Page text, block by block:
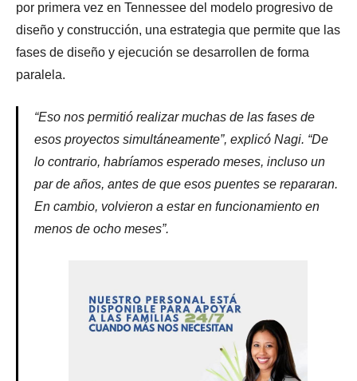
por primera vez en Tennessee del modelo progresivo de
diseño y construcción, una estrategia que permite que las
fases de diseño y ejecución se desarrollen de forma
paralela.
“Eso nos permitió realizar muchas de las fases de
esos proyectos simultáneamente”, explicó Nagi. “De
lo contrario, habríamos esperado meses, incluso un
par de años, antes de que esos puentes se repararan.
En cambio, volvieron a estar en funcionamiento en
menos de ocho meses”.